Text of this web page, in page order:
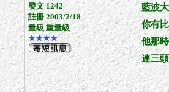
發文 1242
註冊 2003/2/18
量級 重量級
★★★★
藍波
你有
他那
連三